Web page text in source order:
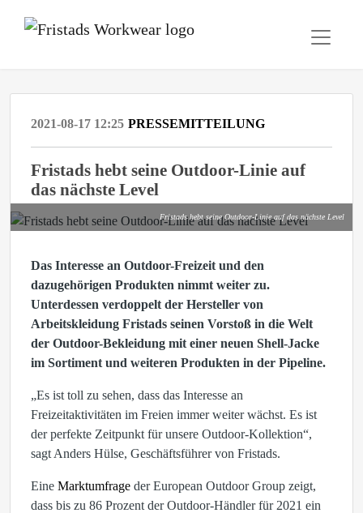
2021-08-17 12:25 PRESSEMITTEILUNG
Fristads hebt seine Outdoor-Linie auf
das nächste Level
Fristads hebt seine Outdoor-Linie auf das nächste Level
Das Interesse an Outdoor-Freizeit und den
dazugehörigen Produkten nimmt weiter zu.
Unterdessen verdoppelt der Hersteller von
Arbeitskleidung Fristads seinen Vorstoß in die Welt
der Outdoor-Bekleidung mit einer neuen Shell-Jacke
im Sortiment und weiteren Produkten in der Pipeline.
„Es ist toll zu sehen, dass das Interesse an
Freizeitaktivitäten im Freien immer weiter wächst. Es ist
der perfekte Zeitpunkt für unsere Outdoor-Kollektion“,
sagt Anders Hülse, Geschäftsführer von Fristads.
Eine Marktumfrage der European Outdoor Group zeigt,
dass bis zu 86 Prozent der Outdoor-Händler für 2021 ein